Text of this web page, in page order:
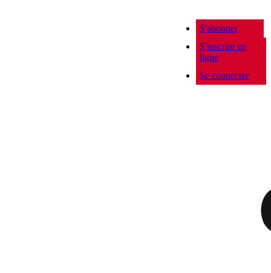
S'abonner
S'inscrire en
ligne
Se connecter